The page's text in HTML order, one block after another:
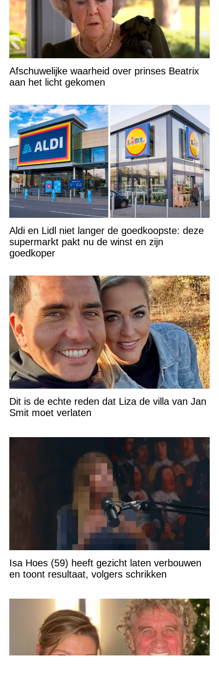
Afschuwelijke waarheid over prinses Beatrix
aan het licht gekomen
Aldi en Lidl niet langer de goedkoopste: deze
supermarkt pakt nu de winst en zijn
goedkoper
Dit is de echte reden dat Liza de villa van Jan
Smit moet verlaten
Isa Hoes (59) heeft gezicht laten verbouwen
en toont resultaat, volgers schrikken